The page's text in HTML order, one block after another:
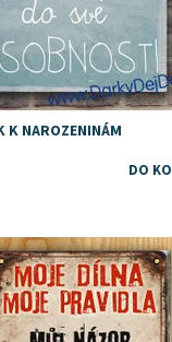
K NAROZENINÁM